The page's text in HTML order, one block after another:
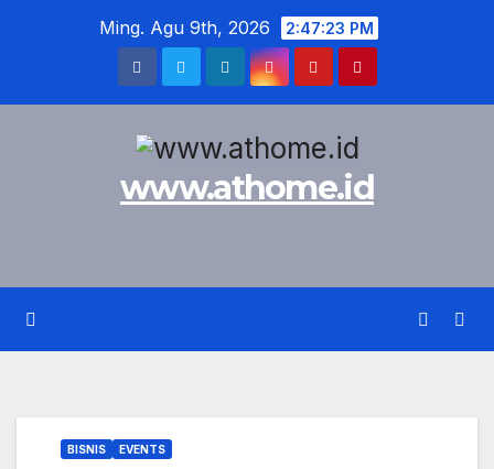
Ming. Agu 9th, 2026 2:47:24 PM
www.athome.id
BISNIS EVENTS